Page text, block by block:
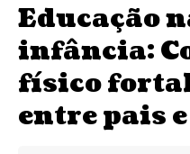
Educação
infância:
físico
entre pais